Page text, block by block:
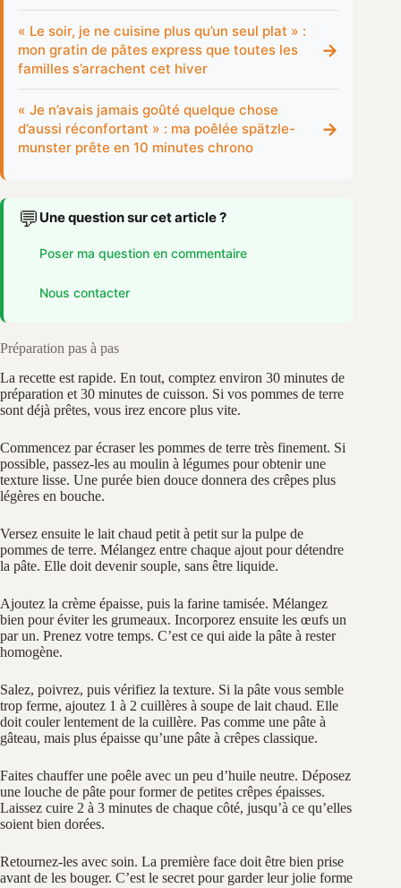
« Le soir, je ne cuisine plus qu’un seul plat » :
mon gratin de pâtes express que toutes les
familles s’arrachent cet hiver
→
« Je n’avais jamais goûté quelque chose
d’aussi réconfortant » : ma poêlée spätzle-
munster prête en 10 minutes chrono
→
💬 Une question sur cet article ?
Poser ma question en commentaire
Nous contacter
Préparation pas à pas
La recette est rapide. En tout, comptez environ 30 minutes de
préparation et 30 minutes de cuisson. Si vos pommes de terre
sont déjà prêtes, vous irez encore plus vite.
Commencez par écraser les pommes de terre très finement. Si
possible, passez-les au moulin à légumes pour obtenir une
texture lisse. Une purée bien douce donnera des crêpes plus
légères en bouche.
Versez ensuite le lait chaud petit à petit sur la pulpe de
pommes de terre. Mélangez entre chaque ajout pour détendre
la pâte. Elle doit devenir souple, sans être liquide.
Ajoutez la crème épaisse, puis la farine tamisée. Mélangez
bien pour éviter les grumeaux. Incorporez ensuite les œufs un
par un. Prenez votre temps. C’est ce qui aide la pâte à rester
homogène.
Salez, poivrez, puis vérifiez la texture. Si la pâte vous semble
trop ferme, ajoutez 1 à 2 cuillères à soupe de lait chaud. Elle
doit couler lentement de la cuillère. Pas comme une pâte à
gâteau, mais plus épaisse qu’une pâte à crêpes classique.
Faites chauffer une poêle avec un peu d’huile neutre. Déposez
une louche de pâte pour former de petites crêpes épaisses.
Laissez cuire 2 à 3 minutes de chaque côté, jusqu’à ce qu’elles
soient bien dorées.
Retournez-les avec soin. La première face doit être bien prise
avant de les bouger. C’est le secret pour garder leur jolie forme